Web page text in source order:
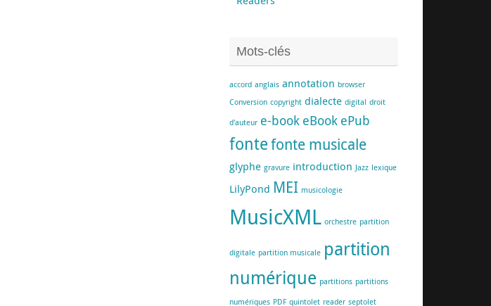
Mots-clés
accord anglais annotation browser
Conversion copyright dialecte digital droit
d'auteur e-book eBook ePub
fontefonte musicale
glyphe gravure introduction Jazz lexique
LilyPond MEI musicologie
MusicXML orchestre partition
digitale partition musicale partition
numérique partitions partitions
numériques PDF quintolet reader septolet